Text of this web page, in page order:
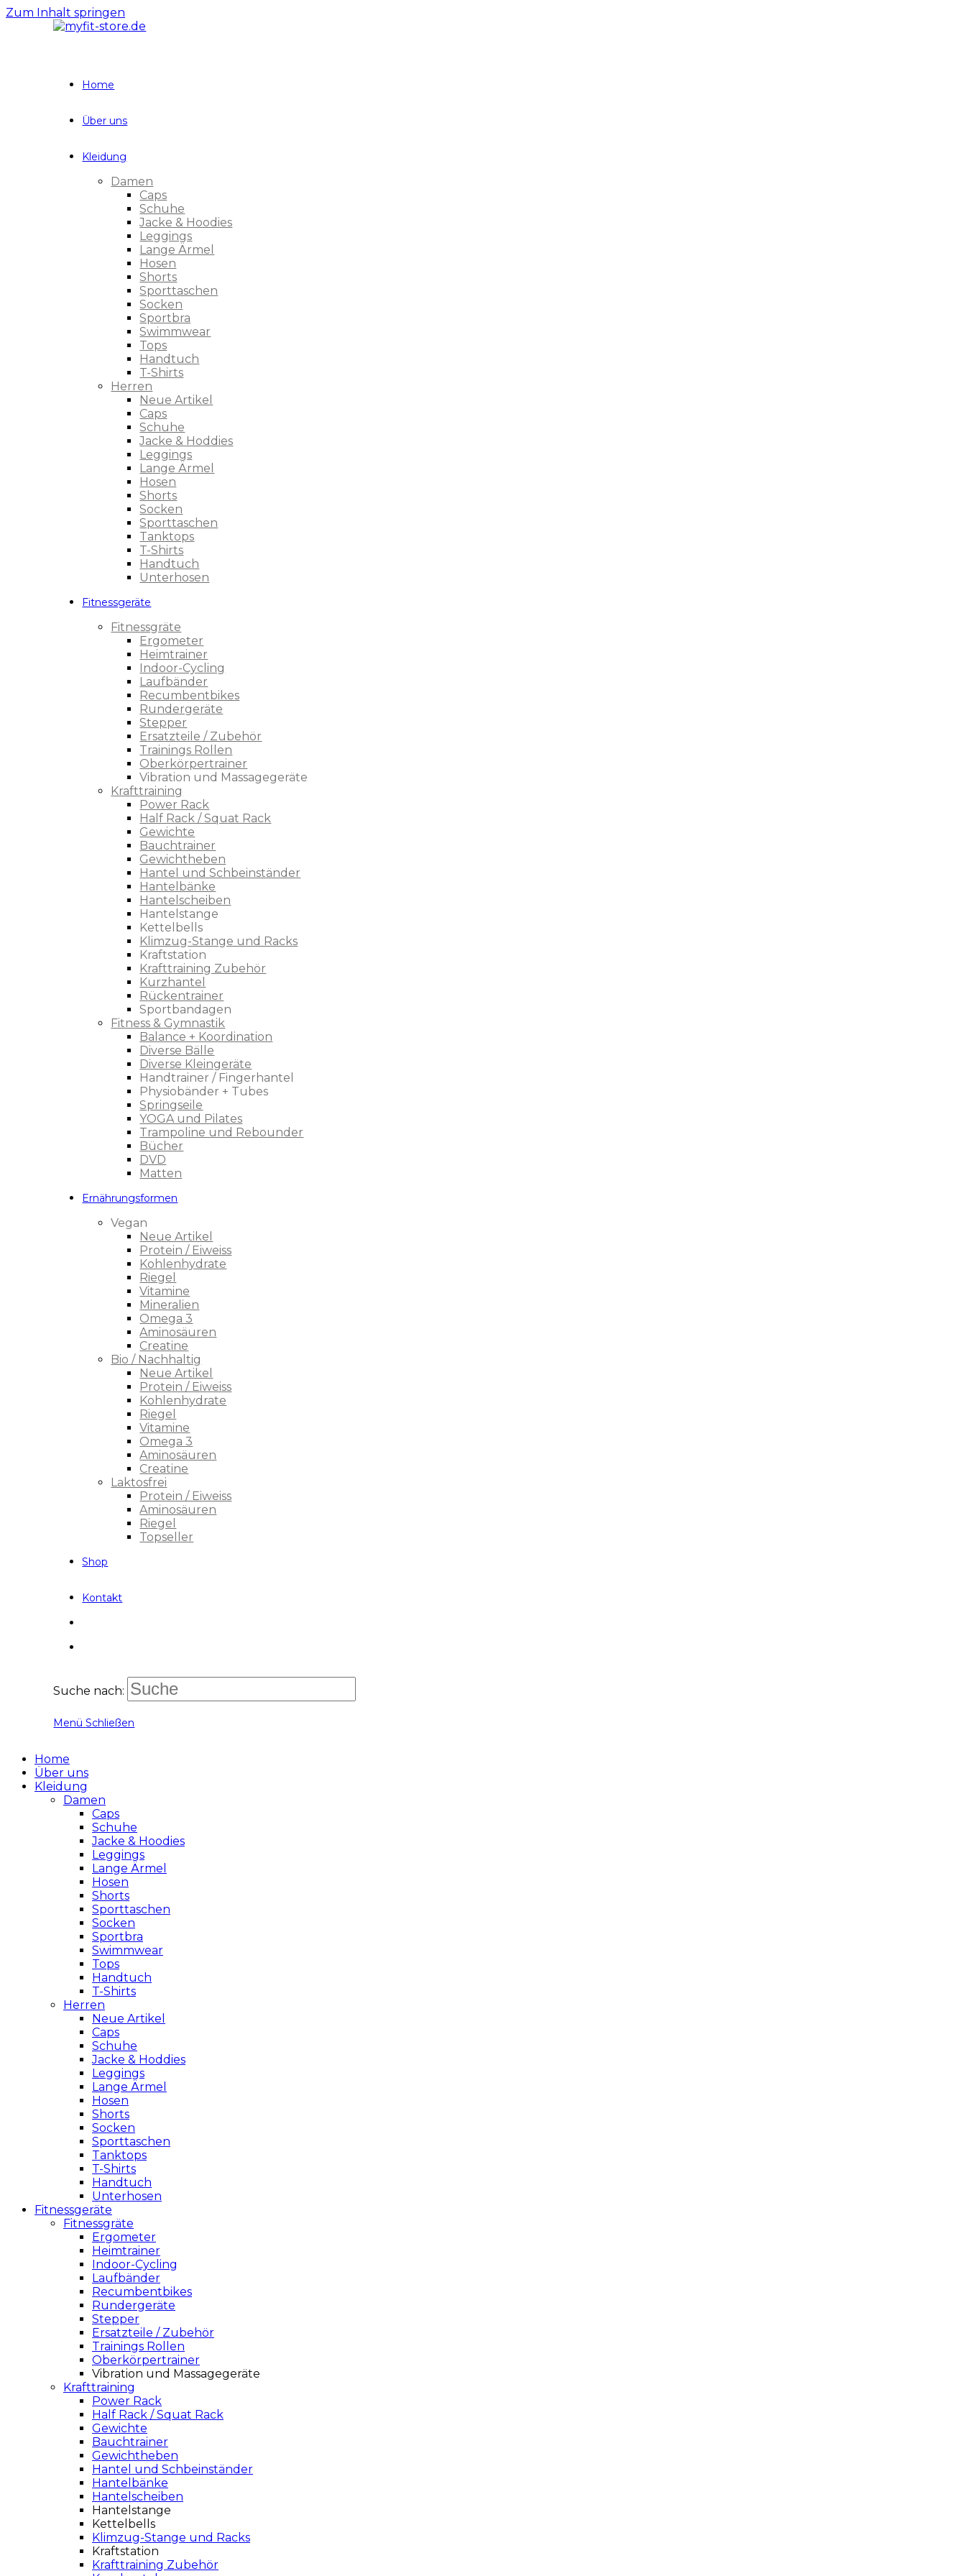
Zum Inhalt springen
Home
Über uns
Kleidung
Damen
Caps
Schuhe
Jacke & Hoodies
Leggings
Lange Ärmel
Hosen
Shorts
Sporttaschen
Socken
Sportbra
Swimmwear
Tops
Handtuch
T-Shirts
Herren
Neue Artikel
Caps
Schuhe
Jacke & Hoddies
Leggings
Lange Ärmel
Hosen
Shorts
Socken
Sporttaschen
Tanktops
T-Shirts
Handtuch
Unterhosen
Fitnessgeräte
Fitnessgräte
Ergometer
Heimtrainer
Indoor-Cycling
Laufbänder
Recumbentbikes
Rundergeräte
Stepper
Ersatzteile / Zubehör
Trainings Rollen
Oberkörpertrainer
Vibration und Massagegeräte
Krafttraining
Power Rack
Half Rack / Squat Rack
Gewichte
Bauchtrainer
Gewichtheben
Hantel und Schbeinständer
Hantelbänke
Hantelscheiben
Hantelstange
Kettelbells
Klimzug-Stange und Racks
Kraftstation
Krafttraining Zubehör
Kurzhantel
Rückentrainer
Sportbandagen
Fitness & Gymnastik
Balance + Koordination
Diverse Bälle
Diverse Kleingeräte
Handtrainer / Fingerhantel
Physiobänder + Tubes
Springseile
YOGA und Pilates
Trampoline und Rebounder
Bücher
DVD
Matten
Ernährungsformen
Vegan
Neue Artikel
Protein / Eiweiss
Kohlenhydrate
Riegel
Vitamine
Mineralien
Omega 3
Aminosäuren
Creatine
Bio / Nachhaltig
Neue Artikel
Protein / Eiweiss
Kohlenhydrate
Riegel
Vitamine
Omega 3
Aminosäuren
Creatine
Laktosfrei
Protein / Eiweiss
Aminosäuren
Riegel
Topseller
Shop
Kontakt
Suche nach:
Menü Schließen
Home
Über uns
Kleidung
Damen
Caps
Schuhe
Jacke & Hoodies
Leggings
Lange Ärmel
Hosen
Shorts
Sporttaschen
Socken
Sportbra
Swimmwear
Tops
Handtuch
T-Shirts
Herren
Neue Artikel
Caps
Schuhe
Jacke & Hoddies
Leggings
Lange Ärmel
Hosen
Shorts
Socken
Sporttaschen
Tanktops
T-Shirts
Handtuch
Unterhosen
Fitnessgeräte
Fitnessgräte
Ergometer
Heimtrainer
Indoor-Cycling
Laufbänder
Recumbentbikes
Rundergeräte
Stepper
Ersatzteile / Zubehör
Trainings Rollen
Oberkörpertrainer
Vibration und Massagegeräte
Krafttraining
Power Rack
Half Rack / Squat Rack
Gewichte
Bauchtrainer
Gewichtheben
Hantel und Schbeinständer
Hantelbänke
Hantelscheiben
Hantelstange
Kettelbells
Klimzug-Stange und Racks
Kraftstation
Krafttraining Zubehör